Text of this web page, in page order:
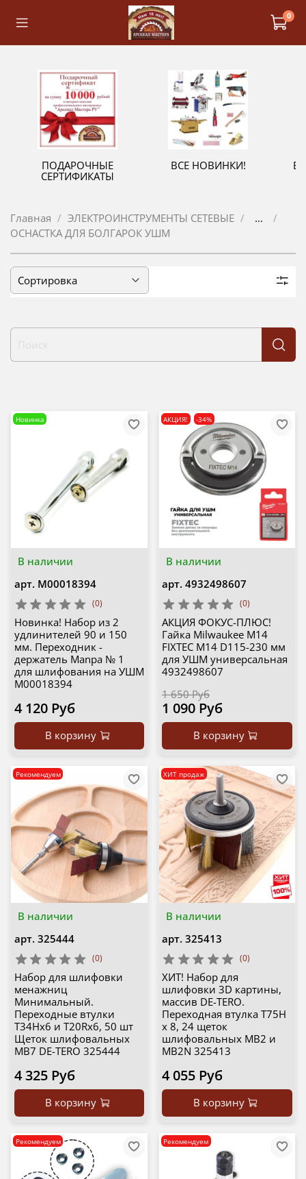
0
ПОДАРОЧНЫЕ
СЕРТИФИКАТЫ
ВСЕ НОВИНКИ!
Главная ЭЛЕКТРОИНСТРУМЕНТЫ СЕТЕВЫЕ
...
ОСНАСТКА ДЛЯ БОЛГАРОК УШМ
В наличии
Новинка
арт. М00018394
(0)
Новинка! Набор из 2
удлинителей 90 и 150
мм. Переходник -
держатель Manpa № 1
для шлифования на УШМ
М00018394
4 120 Руб
В корзину
В наличии
АКЦИЯ! -34%
арт. 4932498607
(0)
АКЦИЯ ФОКУС-ПЛЮС!
Гайка Milwaukee M14
FIXTEC M14 D115-230 мм
для УШМ универсальная
4932498607
1 650 Руб
1 090 Руб
В корзину
В наличии
Рекомендуем
арт. 325444
(0)
Набор для шлифовки
менажниц
Минимальный.
Переходные втулки
T34Hx6 и T20Rx6, 50 шт
Щеток шлифовальных
MB7 DE-TERO 325444
4 325 Руб
В корзину
В наличии
ХИТ продаж
арт. 325413
(0)
ХИТ! Набор для
шлифовки 3D картины,
массив DE-TERO.
Переходная втулка T75H
x 8, 24 щеток
шлифовальных MB2 и
MB2N 325413
4 055 Руб
В корзину
Рекомендуем Рекомендуем